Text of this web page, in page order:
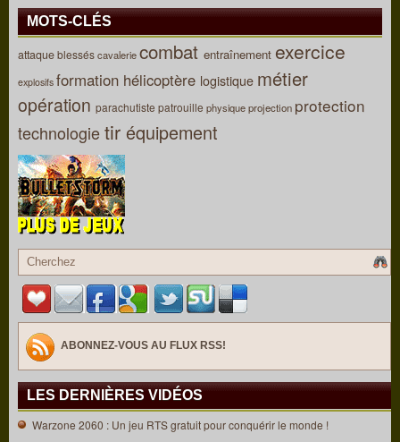
MOTS-CLÉS
attaqueblesséscavaleriecombat entraînement exercice
explosifs formation hélicoptère logistique métier
opération parachutiste patrouille physiqueprojection protection
technologietir équipement
ABONNEZ-VOUS AU FLUX RSS!
LES DERNIÈRES VIDÉOS
Warzone 2060 : Un jeu RTS gratuit pour conquérir le monde !